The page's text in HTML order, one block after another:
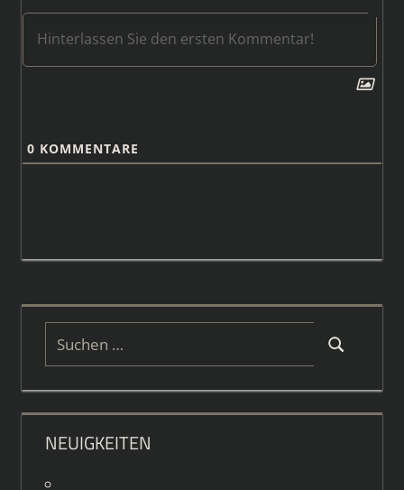
0 KOMMENTARE
Suchen
nach:
Suchen
NEUIGKEITEN